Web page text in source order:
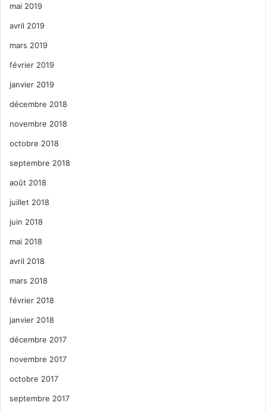
mai 2019
avril 2019
mars 2019
février 2019
janvier 2019
décembre 2018
novembre 2018
octobre 2018
septembre 2018
août 2018
juillet 2018
juin 2018
mai 2018
avril 2018
mars 2018
février 2018
janvier 2018
décembre 2017
novembre 2017
octobre 2017
septembre 2017